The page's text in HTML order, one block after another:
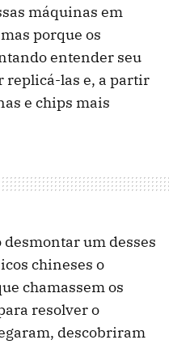
máquinas em
porque os
entender seu
replicá-las e, a partir
e chips mais
desmontar um desses
chineses o
chamassem os
resolver o
descobriram